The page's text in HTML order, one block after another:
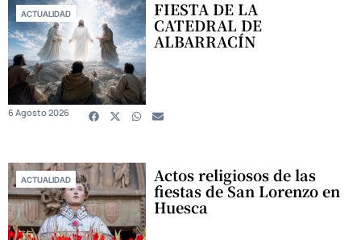
ACTUALIDAD FIESTA DE LA
CATEDRAL DE
ALBARRACÍN
6 Agosto 2026
ACTUALIDAD Actos religiosos de las
fiestas de San Lorenzo en
Huesca